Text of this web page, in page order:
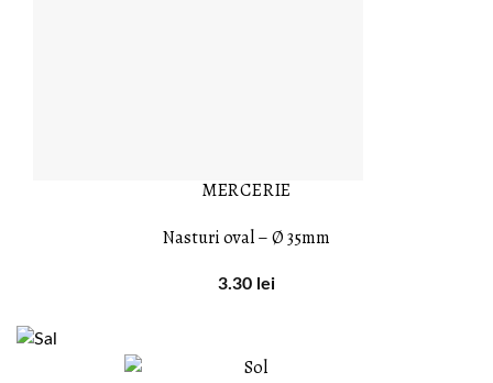
MERCERIE
Nasturi oval – Ø 35mm
3.30 lei